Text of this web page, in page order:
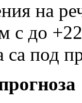
на
с до
са под